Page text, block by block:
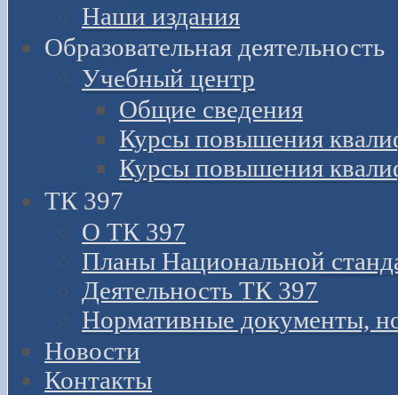
Наши издания
Образовательная деятельность
Учебный центр
Общие сведения
Курсы повышения
Курсы повышения
ТК 397
О ТК 397
Планы Национальной
Деятельность ТК 397
Нормативные документы,
Новости
Контакты